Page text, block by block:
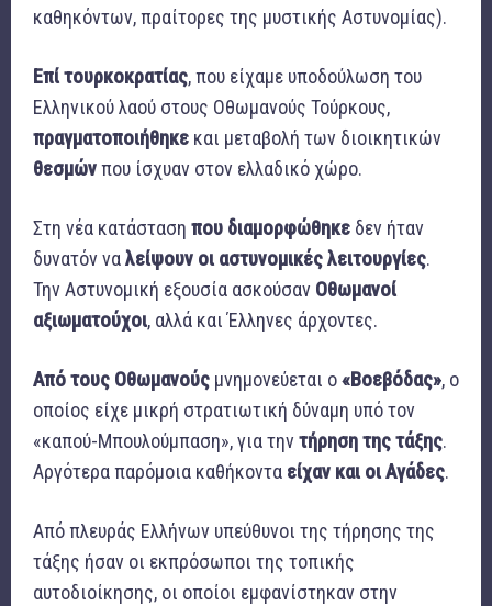
καθηκόντων, πραίτορες της μυστικής Αστυνομίας).
Επί τουρκοκρατίας, που είχαμε υποδούλωση του
Ελληνικού λαού στους Οθωμανούς Τούρκους,
πραγματοποιήθηκε και μεταβολή των διοικητικών
θεσμώνπου ίσχυαν στον ελλαδικό χώρο.
Στη νέα κατάσταση που διαμορφώθηκε δεν ήταν
δυνατόν ναλείψουν οι αστυνομικές λειτουργίες.
Την Αστυνομική εξουσία ασκούσαν Οθωμανοί
αξιωματούχοι, αλλά και Έλληνες άρχοντες.
Από τους Οθωμανούς μνημονεύεται ο«Βοεβόδας», ο
οποίος είχε μικρή στρατιωτική δύναμη υπό τον
«καπού-Μπουλούμπαση», για την τήρηση της τάξης.
Αργότερα παρόμοια καθήκοντα είχαν και οι Αγάδες.
Από πλευράς Ελλήνων υπεύθυνοι της τήρησης της
τάξης ήσαν οι εκπρόσωποι της τοπικής
αυτοδιοίκησης, οι οποίοι εμφανίστηκαν στην